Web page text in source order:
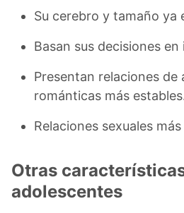
Su cerebro y tamaño ya
Basan sus decisiones en
Presentan relaciones de
románticas más
Relaciones sexuales
Otras
adolescentes